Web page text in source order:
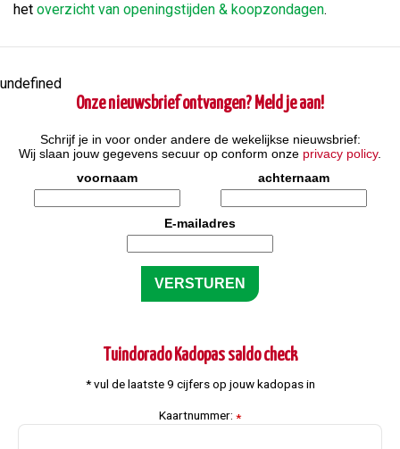
het overzicht van openingstijden & koopzondagen.
undefined
Onze nieuwsbrief ontvangen? Meld je aan!
Schrijf je in voor onder andere de wekelijkse nieuwsbrief:
Wij slaan jouw gegevens secuur op conform onze privacy policy.
voornaam
achternaam
E-mailadres
Tuindorado Kadopas saldo check
* vul de laatste 9 cijfers op jouw kadopas in
Kaartnummer: *